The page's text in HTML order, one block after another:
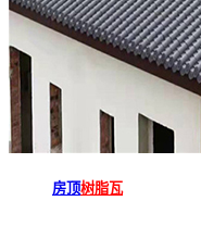
房顶树脂瓦